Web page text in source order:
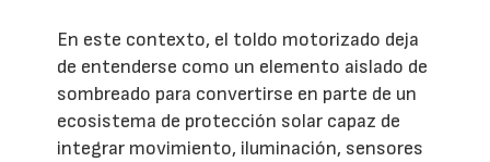
En este contexto, el toldo motorizado deja
de entenderse como un elemento aislado de
sombreado para convertirse en parte de un
ecosistema de protección solar capaz de
integrar movimiento, iluminación, sensores